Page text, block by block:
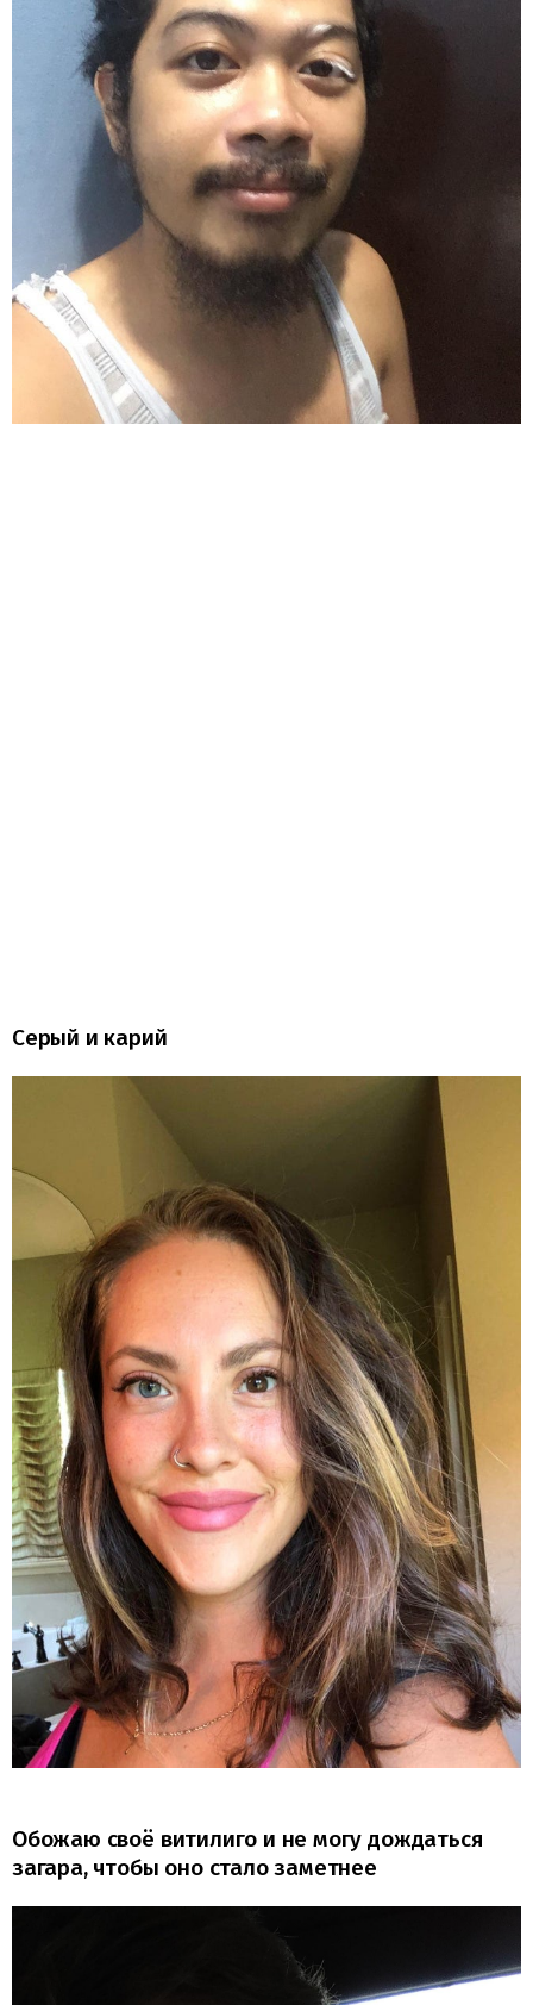
Серый и карий
Обожаю своё витилиго и не могу дождаться
загара, чтобы оно стало заметнее